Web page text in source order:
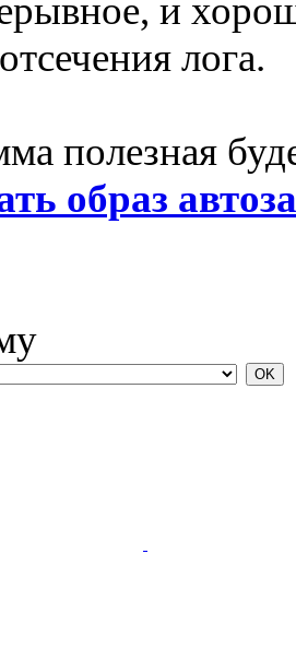
и
лога.
полезная
образ